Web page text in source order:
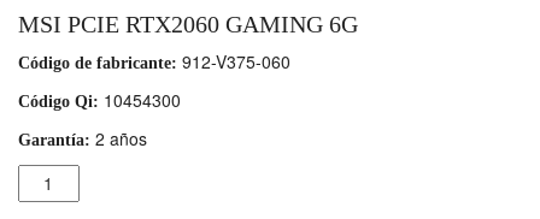
MSI PCIE RTX2060 GAMING 6G
Código de fabricante: 912-V375-060
Código Qi: 10454300
Garantía: 2 años
Cantidad